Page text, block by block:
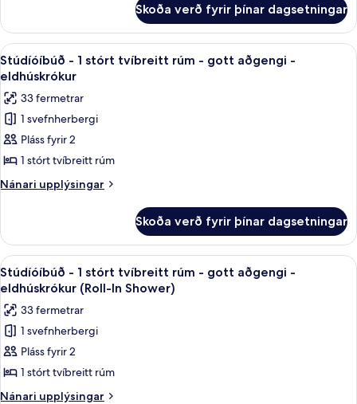
-
gott
aðgengi
-
eldhúskrókur
(Mobility
&
Hearing)
-
stórt
tvíbreitt
gott
aðgengi
-
eldhúskrókur
&
Skoða verð fyrir þínar dagsetningar
Skoða
allar
myndir
fyrir
Stúdíóíbúð
-
1
stórt
-
gott
aðgengi
-
eldhúskrókur
Rúmföt af bestu gerð, dúnsængur,
9
Stúdíóíbúð - 1 stórt tvíbreitt rúm - gott aðgengi -
eldhúskrókur
33 fermetrar
1 svefnherbergi
Pláss fyrir 2
1 stórt tvíbreitt rúm
Nánari upplýsingar
Nánari
-
stórt
tvíbreitt
gott
aðgengi
-
eldhúskrókur
Skoða verð fyrir þínar dagsetningar
Skoða
allar
myndir
fyrir
Stúdíóíbúð
-
1
stórt
Rúmföt af bestu gerð, dúnsængur,
7
Stúdíóíbúð - 1 stórt tvíbreitt rúm - gott aðgengi -
eldhúskrókur (Roll-In Shower)
33 fermetrar
1 svefnherbergi
Pláss fyrir 2
1 stórt tvíbreitt rúm
Nánari upplýsingar
Nánari